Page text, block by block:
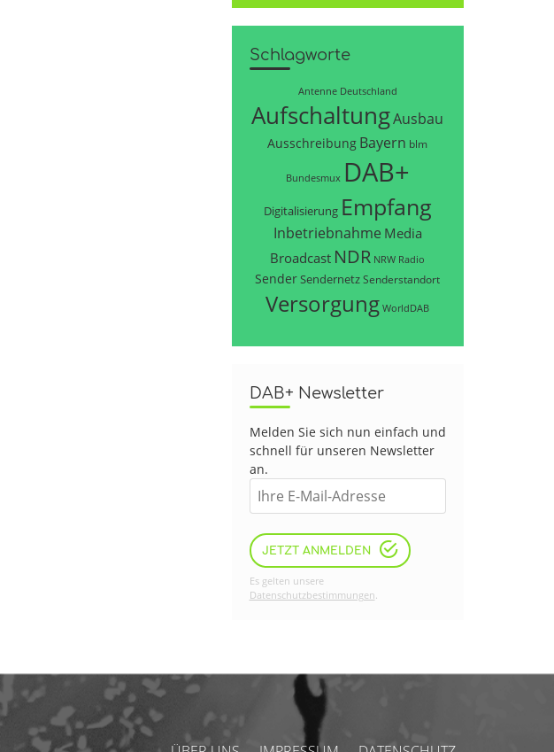
Schlagworte
Antenne Deutschland
AufschaltungAusbau
Ausschreibung Bayern blm
Bundesmux DAB+
Digitalisierung Empfang
Inbetriebnahme Media
Broadcast NDR NRW Radio
SenderSendernetzSenderstandort
Versorgung WorldDAB
DAB+ Newsletter
Melden Sie sich nun einfach und
schnell für unseren Newsletter
an.
JETZT ANMELDEN
Es gelten unsere
Datenschutzbestimmungen.